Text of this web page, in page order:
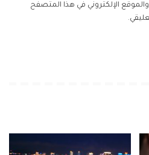
الإلكتروني في هذا المتصفح